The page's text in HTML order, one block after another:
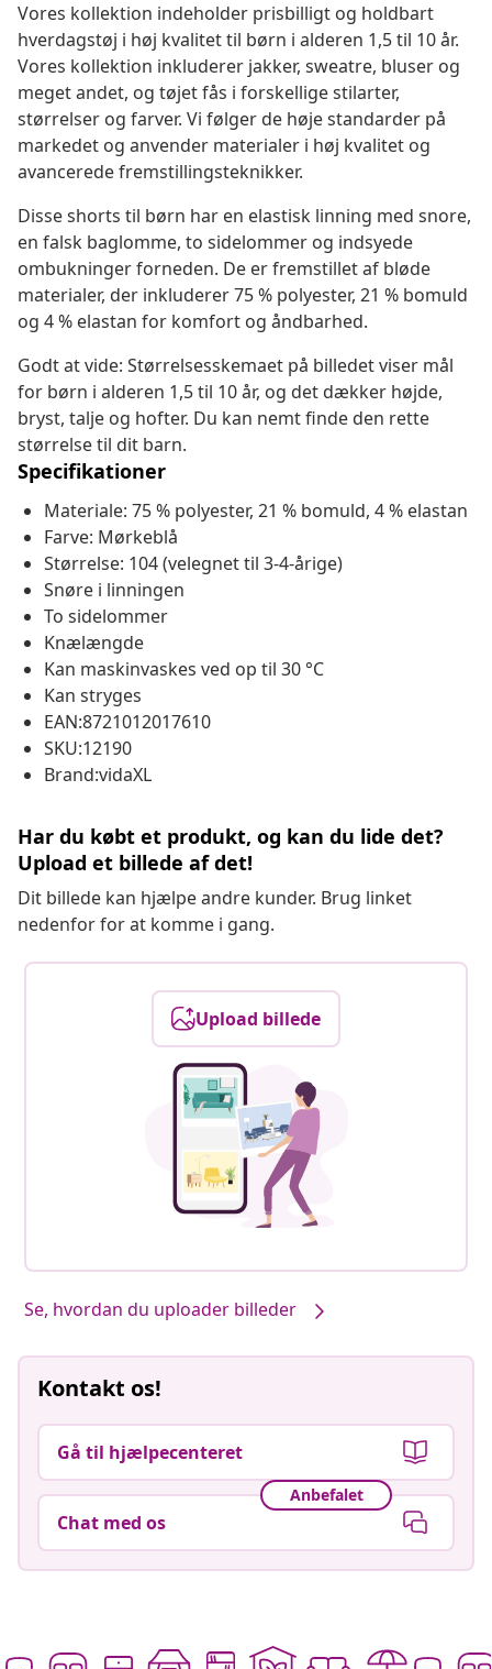
Vores kollektion indeholder prisbilligt og holdbart
hverdagstøj i høj kvalitet til børn i alderen 1,5 til 10 år.
Vores kollektion inkluderer jakker, sweatre, bluser og
meget andet, og tøjet fås i forskellige stilarter,
størrelser og farver. Vi følger de høje standarder på
markedet og anvender materialer i høj kvalitet og
avancerede fremstillingsteknikker.
Disse shorts til børn har en elastisk linning med snore,
en falsk baglomme, to sidelommer og indsyede
ombukninger forneden. De er fremstillet af bløde
materialer, der inkluderer 75 % polyester, 21 % bomuld
og 4 % elastan for komfort og åndbarhed.
Godt at vide: Størrelsesskemaet på billedet viser mål
for børn i alderen 1,5 til 10 år, og det dækker højde,
bryst, talje og hofter. Du kan nemt finde den rette
størrelse til dit barn.
Specifikationer
Materiale: 75 % polyester, 21 % bomuld, 4 % elastan
Farve: Mørkeblå
Størrelse: 104 (velegnet til 3-4-årige)
Snøre i linningen
To sidelommer
Knælængde
Kan maskinvaskes ved op til 30 °C
Kan stryges
EAN:8721012017610
SKU:12190
Brand:vidaXL
Har du købt et produkt, og kan du lide det?
Upload et billede af det!
Dit billede kan hjælpe andre kunder. Brug linket
nedenfor for at komme i gang.
Upload billede
Se, hvordan du uploader billeder
Kontakt os!
Gå til hjælpecenteret
Anbefalet
Chat med os